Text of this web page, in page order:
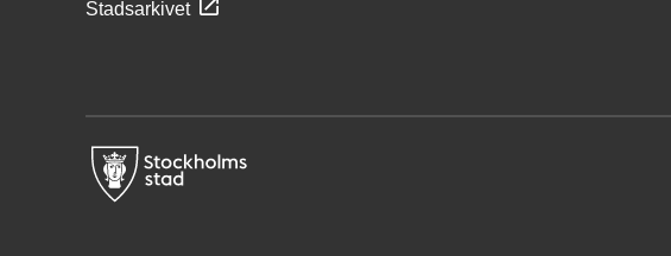
Stadsarkivet